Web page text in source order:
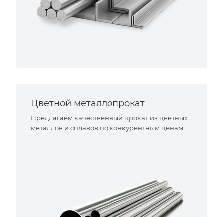
Цветной металлопрокат
Предлагаем качественный прокат из цветных
металлов и сплавов по конкурентным ценам.